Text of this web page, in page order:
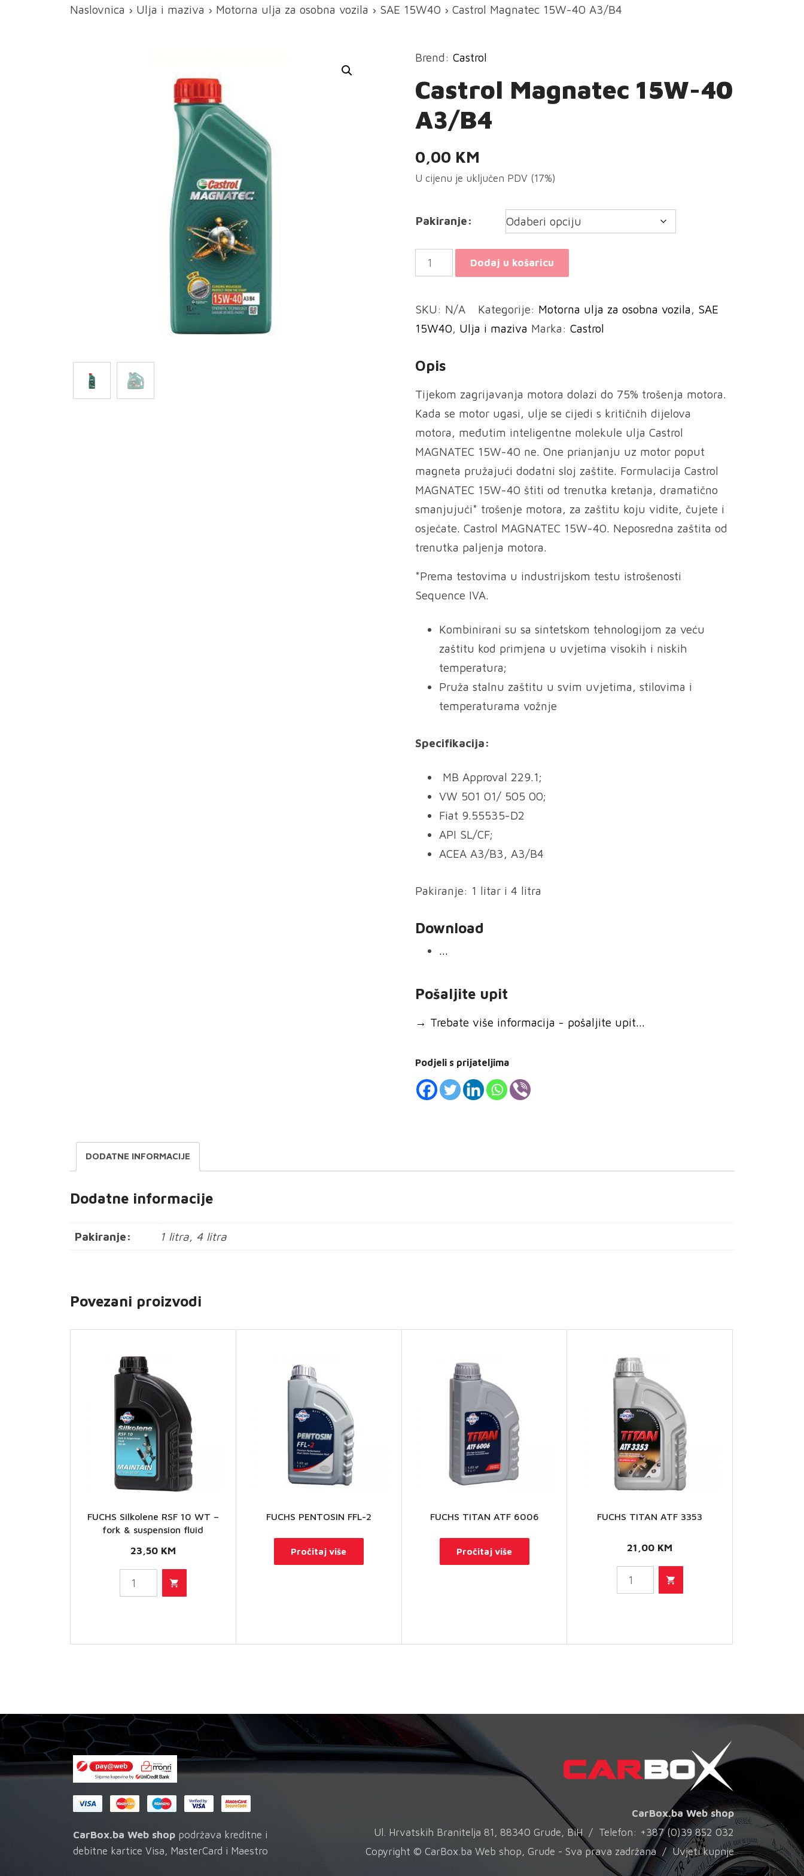
Naslovnica › Ulja i maziva › Motorna ulja za osobna vozila › SAE 15W40 › Castrol Magnatec 15W-40 A3/B4
Brend:Castrol
Castrol Magnatec 15W-40
A3/B4
0,00 KM
U cijenu je uključen PDV (17%)
Pakiranje:
Castrol
Magnatec
40
A3/B4
Dodaj u košaricu
SKU: N/A Kategorije: Motorna ulja za osobna vozila, SAE
15W40, Ulja i maziva Marka:Castrol
Opis
Tijekom zagrijavanja motora dolazi do 75% trošenja motora.
Kada se motor ugasi, ulje se cijedi s kritičnih dijelova
motora, međutim inteligentne molekule ulja Castrol
MAGNATEC 15W-40 ne. One prianjanju uz motor poput
magneta pružajući dodatni sloj zaštite. Formulacija Castrol
MAGNATEC 15W-40 štiti od trenutka kretanja, dramatično
smanjujući* trošenje motora, za zaštitu koju vidite, čujete i
osjećate. Castrol MAGNATEC 15W-40. Neposredna zaštita od
trenutka paljenja motora.
*Prema testovima u industrijskom testu istrošenosti
Sequence IVA.
Kombinirani su sa sintetskom tehnologijom za veću
zaštitu kod primjena u uvjetima visokih i niskih
temperatura;
Pruža stalnu zaštitu u svim uvjetima, stilovima i
temperaturama vožnje
Specifikacija:
MB Approval 229.1;
VW 501 01/ 505 00;
Fiat 9.55535-D2
API SL/CF;
ACEA A3/B3, A3/B4
Pakiranje: 1 litar i 4 litra
Download
...
Pošaljite upit
→ Trebate više informacija - pošaljite upit...
Podjeli s prijateljima
DODATNE INFORMACIJE
Dodatne informacije
Pakiranje: 1 litra, 4 litra
Povezani proizvodi
FUCHS Silkolene RSF 10 WT –
fork & suspension fluid
23,50 KM
Silkolene
WT - fork
suspension
FUCHS PENTOSIN FFL-2
Pročitaj više
FUCHS TITAN ATF 6006
Pročitaj više
FUCHS TITAN ATF 3353
21,00 KM
TITAN
ATF
CarBox.ba Web shop podržava kreditne i
debitne kartice Visa, MasterCard i Maestro
CarBox.ba Web shop
Ul. Hrvatskih Branitelja 81, 88340 Grude, BiH / Telefon: +387 (0)39 852 032
Copyright © CarBox.ba Web shop, Grude - Sva prava zadržana /Uvjeti kupnje